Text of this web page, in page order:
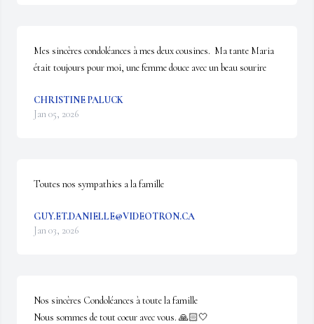
Mes sincères condoléances à mes deux cousines.  Ma tante Maria
était toujours pour moi, une femme douce avec un beau sourire
CHRISTINE PALUCK
Jan 05, 2026
Toutes nos sympathies a la famille
GUY.ET.DANIELLE@VIDEOTRON.CA
Jan 03, 2026
Nos sincères Condoléances à toute la famille
Nous sommes de tout coeur avec vous. 🙏🏻🤍